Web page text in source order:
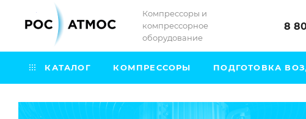
Компрессоры и
компрессорное
оборудование
8
КАТАЛОГ КОМПРЕССОРЫ ПОДГОТОВКА